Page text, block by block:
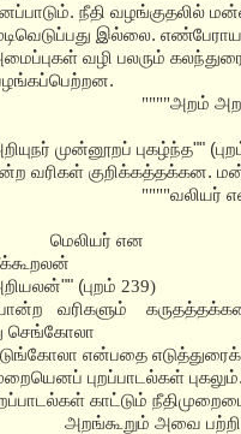
நீதி வழங்குதலில்
இல்லை.
வழி பலரும்
அறம்
முன்னூறப் புகழ்ந்த""
வரிகள் குறிக்கத்தக்கன.
வலியர்
மெலியர் என
(புறம் 239)
வரிகளும்
செங்கோலா
என்பதை
புறப்பாடல்கள்
காட்டும்
அறங்கூறும் அவை